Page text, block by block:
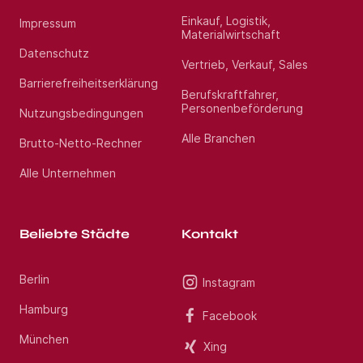
Impressum
Datenschutz
Barrierefreiheitserklärung
Nutzungsbedingungen
Brutto-Netto-Rechner
Alle Unternehmen
Einkauf, Logistik,
Materialwirtschaft
Vertrieb, Verkauf, Sales
Berufskraftfahrer,
Personenbeförderung
Alle Branchen
Beliebte Städte
Berlin
Hamburg
München
Kontakt
Instagram
Facebook
Xing